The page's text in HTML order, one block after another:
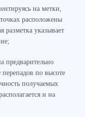
на метки,
расположены
разметка указывает
предварительно
по высоте
получаемых
и на